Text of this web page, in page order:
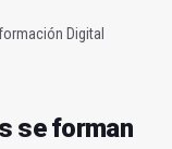
Digital
se forman